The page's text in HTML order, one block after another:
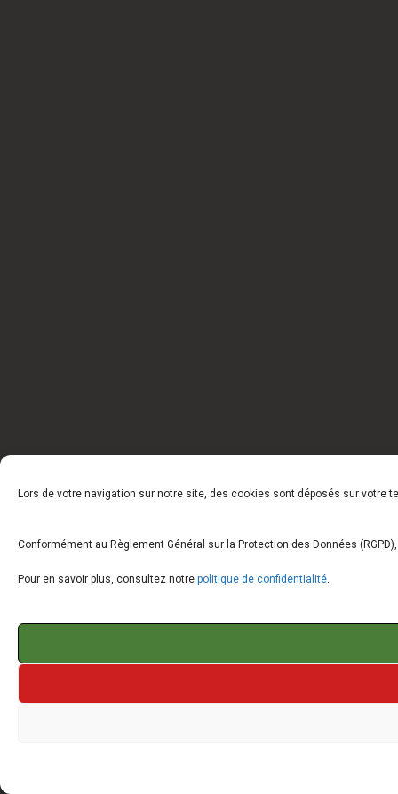
Lors de votre navigation sur notre site, des cookies sont déposés sur votre
Conformément au Règlement Général sur la Protection des Données
Pour en savoir plus, consultez notre politique de confidentialité.